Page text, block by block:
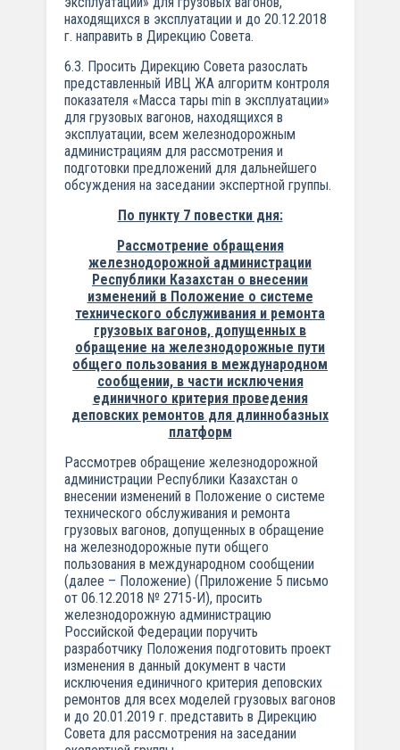
находящихся в эксплуатации и до 20.12.2018
г. направить в Дирекцию Совета.
6.3. Просить Дирекцию Совета разослать
представленный ИВЦ ЖА алгоритм контроля
показателя «Масса тары min в эксплуатации»
для грузовых вагонов, находящихся в
эксплуатации, всем железнодорожным
администрациям для рассмотрения и
подготовки предложений для дальнейшего
обсуждения на заседании экспертной группы.
По пункту 7 повестки дня:
Рассмотрение обращения
железнодорожной администрации
Республики Казахстан о внесении
изменений в Положение о системе
технического обслуживания и ремонта
грузовых вагонов, допущенных в
обращение на железнодорожные пути
общего пользования в международном
сообщении, в части исключения
единичного критерия проведения
деповских ремонтов для длиннобазных
платформ
Рассмотрев обращение железнодорожной
администрации Республики Казахстан о
внесении изменений в Положение о системе
технического обслуживания и ремонта
грузовых вагонов, допущенных в обращение
на железнодорожные пути общего
пользования в международном сообщении
(далее – Положение) (Приложение 5 письмо
от 06.12.2018 № 2715-И), просить
железнодорожную администрацию
Российской Федерации поручить
разработчику Положения подготовить проект
изменения в данный документ в части
исключения единичного критерия деповских
ремонтов для всех моделей грузовых вагонов
и до 20.01.2019 г. представить в Дирекцию
Совета для рассмотрения на заседании